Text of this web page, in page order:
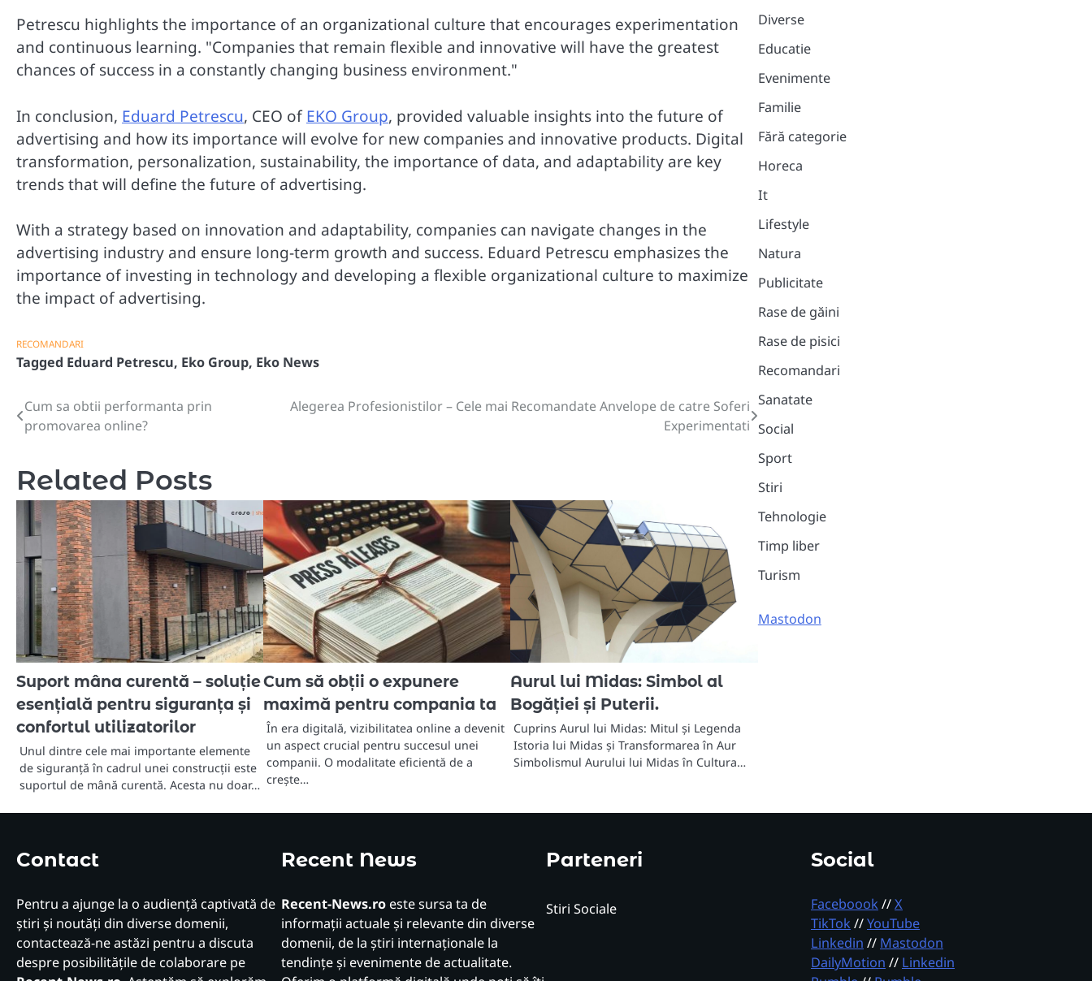
Petrescu highlights the importance of an organizational culture that encourages experimentation
and continuous learning. "Companies that remain flexible and innovative will have the greatest
chances of success in a constantly changing business environment."
In conclusion, Eduard Petrescu, CEO ofEKO Group, provided valuable insights into the future of
advertising and how its importance will evolve for new companies and innovative products. Digital
transformation, personalization, sustainability, the importance of data, and adaptability are key
trends that will define the future of advertising.
With a strategy based on innovation and adaptability, companies can navigate changes in the
advertising industry and ensure long-term growth and success. Eduard Petrescu emphasizes the
importance of investing in technology and developing a flexible organizational culture to maximize
the impact of advertising.
RECOMANDARI
Tagged Eduard Petrescu, Eko Group, Eko News
Navigare
în
articole
Cum sa obtii performanta prin
promovarea online?
Alegerea Profesionistilor – Cele mai Recomandate Anvelope de catre Soferi
Experimentati
Related Posts
Suport mâna curentă – soluție
esențială pentru siguranța și
confortul utilizatorilor
Unul dintre cele mai importante elemente
de siguranță în cadrul unei construcții este
suportul de mână curentă. Acesta nu doar…
Cum să obții o expunere
maximă pentru compania ta
În era digitală, vizibilitatea online a devenit
un aspect crucial pentru succesul unei
companii. O modalitate eficientă de a
crește…
Aurul lui Midas: Simbol al
Bogăției și Puterii.
Cuprins Aurul lui Midas: Mitul și Legenda
Istoria lui Midas și Transformarea în Aur
Simbolismul Aurului lui Midas în Cultura…
Diverse
Educatie
Evenimente
Familie
Fără categorie
Horeca
It
Lifestyle
Natura
Publicitate
Rase de găini
Rase de pisici
Recomandari
Sanatate
Social
Sport
Stiri
Tehnologie
Timp liber
Turism
Mastodon
Contact
Pentru a ajunge la o audiență captivată de
știri și noutăți din diverse domenii,
contactează-ne astăzi pentru a discuta
despre posibilitățile de colaborare pe
Recent News
Recent-News.ro este sursa ta de
informații actuale și relevante din diverse
domenii, de la știri internaționale la
tendințe și evenimente de actualitate.
Parteneri
Stiri Sociale
Social
Faceboook//X
TikTok//YouTube
Linkedin // Mastodon
DailyMotion // Linkedin